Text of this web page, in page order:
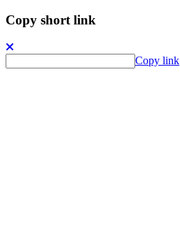
Copy short link
Copy link